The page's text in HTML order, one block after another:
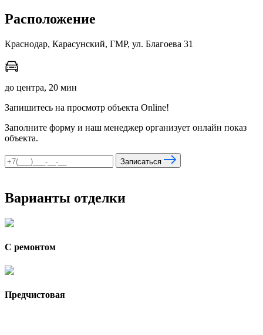
Расположение
Краснодар, Карасунский, ГМР, ул. Благоева 31
до центра, 20 мин
Запишитесь на просмотр объекта Online!
Заполните форму и наш менеджер организует онлайн показ
объекта.
Записаться
Варианты отделки
С ремонтом
Предчистовая